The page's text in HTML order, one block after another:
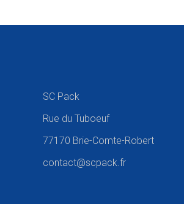
SC Pack
Rue du Tuboeuf
77170 Brie-Comte-Robert
contact@scpack.fr